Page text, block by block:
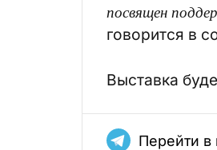
посвящен
говорится в
Выставка
Перейти в